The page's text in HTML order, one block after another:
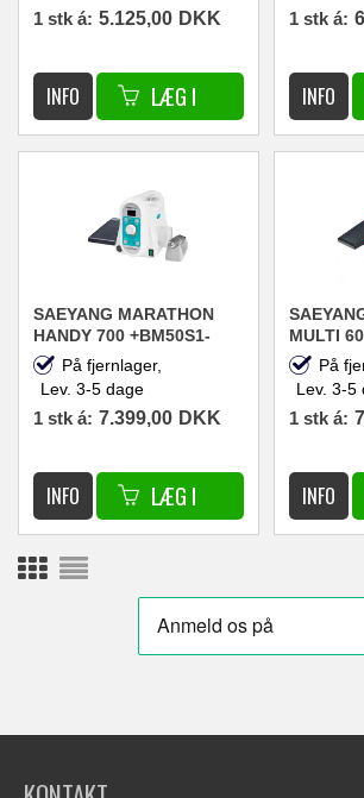
1 stk á: 5.125,00 DKK 1 stk á:
SAEYANG MARATHON
HANDY 700 +BM50S1-
FS60N 2I1
NEGLEFRÆSER
50.000RPM 100W
På fjernlager,
Lev. 3-5 dage
1 stk á: 7.399,00 DKK
MULTI
På
Lev. 3-5
1 stk á: